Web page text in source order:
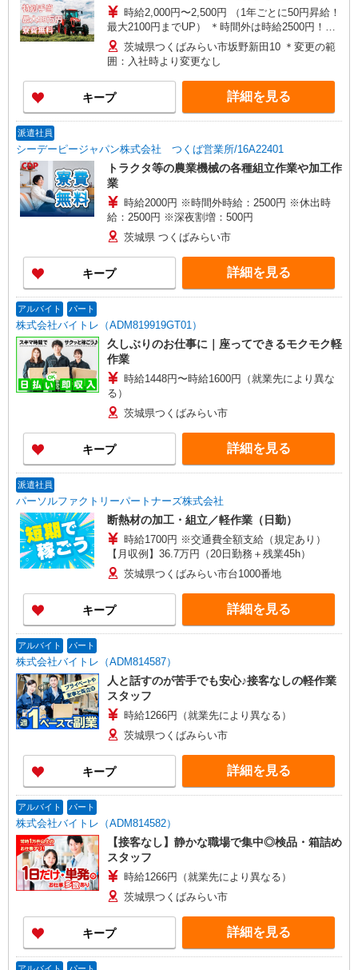
時給2,000円〜2,500円 （1年ごとに50円昇給！
最大2100円までUP） ＊時間外は時給2500円！
【月収例】 362,500円〜388,750円 （実働
7.75h×20日＋残業20h＋深夜手当） ※配属先によ
り深夜手当等の金額は変動します。 ※交通費規定
内支給 □■□特別手当最大59万円□■□ ※入社祝い金
最大55万円（規定有）＋勤続手当4万円（年2回、
各2万円/規定有） 「時給2000円スタート」に加
ど手堅く稼げる仕組みです！ ★当社では稼げる高
収入部署の在籍比率高め！
茨城県つくばみらい市坂野新田10 ＊変更の範
囲：入社時より変更なし
キープ 詳細を見る
派遣社員
シーデーピージャパン株式会社 つくば営業所/16A22401
トラクタ等の農業機械の各種組立作業や加工作
業
時給2000円 ※時間外時給：2500円 ※休出時
給：2500円 ※深夜割増：500円
茨城県 つくばみらい市
キープ 詳細を見る
アルバイト パート
株式会社バイトレ（ADM819919GT01）
久しぶりのお仕事に｜座ってできるモクモク軽
作業
時給1448円〜時給1600円（就業先により異な
る）
茨城県つくばみらい市
キープ 詳細を見る
派遣社員
パーソルファクトリーパートナーズ株式会社
断熱材の加工・組立／軽作業（日勤）
時給1700円 ※交通費全額支給（規定あり）
【月収例】36.7万円（20日勤務＋残業45h）
茨城県つくばみらい市台1000番地
キープ 詳細を見る
アルバイト パート
株式会社バイトレ（ADM814587）
人と話すのが苦手でも安心♪接客なしの軽作業
スタッフ
時給1266円（就業先により異なる）
茨城県つくばみらい市
キープ 詳細を見る
アルバイト パート
株式会社バイトレ（ADM814582）
【接客なし】静かな職場で集中◎検品・箱詰め
スタッフ
時給1266円（就業先により異なる）
茨城県つくばみらい市
キープ 詳細を見る